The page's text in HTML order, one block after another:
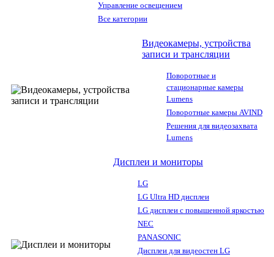
Управление освещением
Все категории
Видеокамеры, устройства
записи и трансляции
Поворотные и
стационарные камеры
Lumens
Поворотные камеры AVIND
Решения для видеозахвата
Lumens
Дисплеи и мониторы
LG
LG Ultra HD дисплеи
LG дисплеи с повышенной яркостью
NEC
PANASONIC
Дисплеи для видеостен LG